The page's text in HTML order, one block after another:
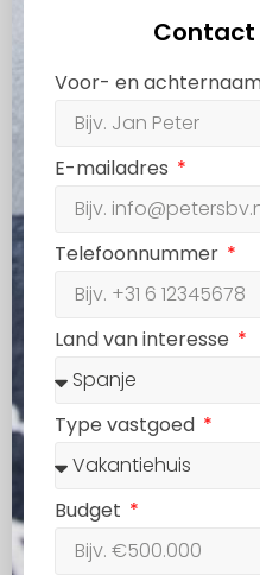
Voor- en
E-mailadres
Telefoonnummer
Land van interesse
Type vastgoed
Budget